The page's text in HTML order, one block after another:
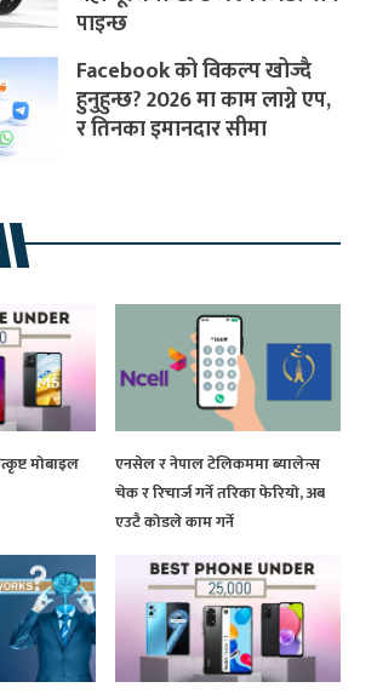
पाइन्छ
Facebook को विकल्प खोज्दै
हुनुहुन्छ? 2026 मा काम लाग्ने एप,
र तिनका इमानदार सीमा
मोबाइल
एनसेल र नेपाल टेलिकममा ब्यालेन्स
चेक र रिचार्ज गर्ने तरिका फेरियो, अब
एउटै कोडले काम गर्ने